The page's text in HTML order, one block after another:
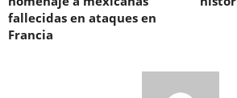
fallecidas en ataques en
Francia